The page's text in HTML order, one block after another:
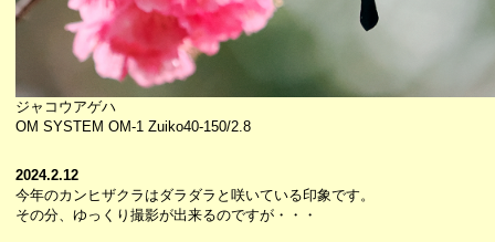
ジャコウアゲハ
OM SYSTEM OM-1 Zuiko40-150/2.8
2024.2.12
今年のカンヒザクラはダラダラと咲いている印象です。
その分、ゆっくり撮影が出来るのですが・・・